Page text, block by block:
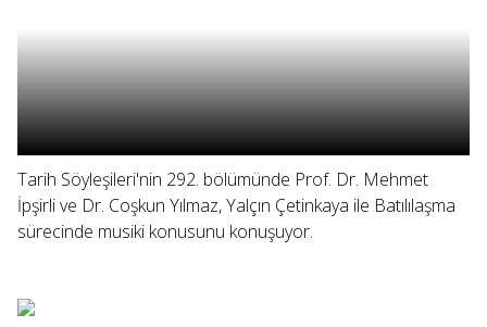
Tarih Söyleşileri'nin 292. bölümünde Prof. Dr. Mehmet
İpşirli ve Dr. Coşkun Yılmaz, Yalçın Çetinkaya ile Batılılaşma
sürecinde musiki konusunu konuşuyor.